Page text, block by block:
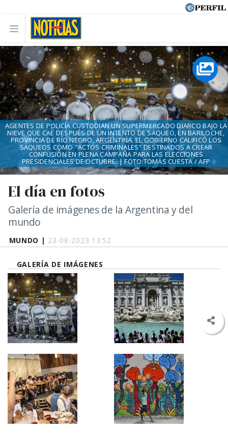
MUNDO | 23-08-2023 13:52
El día en fotos
Galería de imágenes de la Argentina y del
mundo
AGENTES DE POLICÍA CUSTODIAN UN SUPERMERCADO DIARCO BAJO LA
NIEVE QUE CAE DESPUÉS DE UN INTENTO DE SAQUEO, EN BARILOCHE,
PROVINCIA DE RÍO NEGRO, ARGENTINA. EL GOBIERNO CALIFICÓ LOS
SAQUEOS COMO "ACTOS CRIMINALES" DESTINADOS A CREAR
CONFUSIÓN EN PLENA CAMPAÑA PARA LAS ELECCIONES
PRESIDENCIALES DE OCTUBRE. | FOTO:TOMÁS CUESTA / AFP
GALERÍA DE IMÁGENES